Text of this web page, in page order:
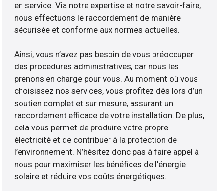
en service. Via notre expertise et notre savoir-faire,
nous effectuons le raccordement de manière
sécurisée et conforme aux normes actuelles.
Ainsi, vous n’avez pas besoin de vous préoccuper
des procédures administratives, car nous les
prenons en charge pour vous. Au moment où vous
choisissez nos services, vous profitez dès lors d’un
soutien complet et sur mesure, assurant un
raccordement efficace de votre installation. De plus,
cela vous permet de produire votre propre
électricité et de contribuer à la protection de
l’environnement. N’hésitez donc pas à faire appel à
nous pour maximiser les bénéfices de l’énergie
solaire et réduire vos coûts énergétiques.